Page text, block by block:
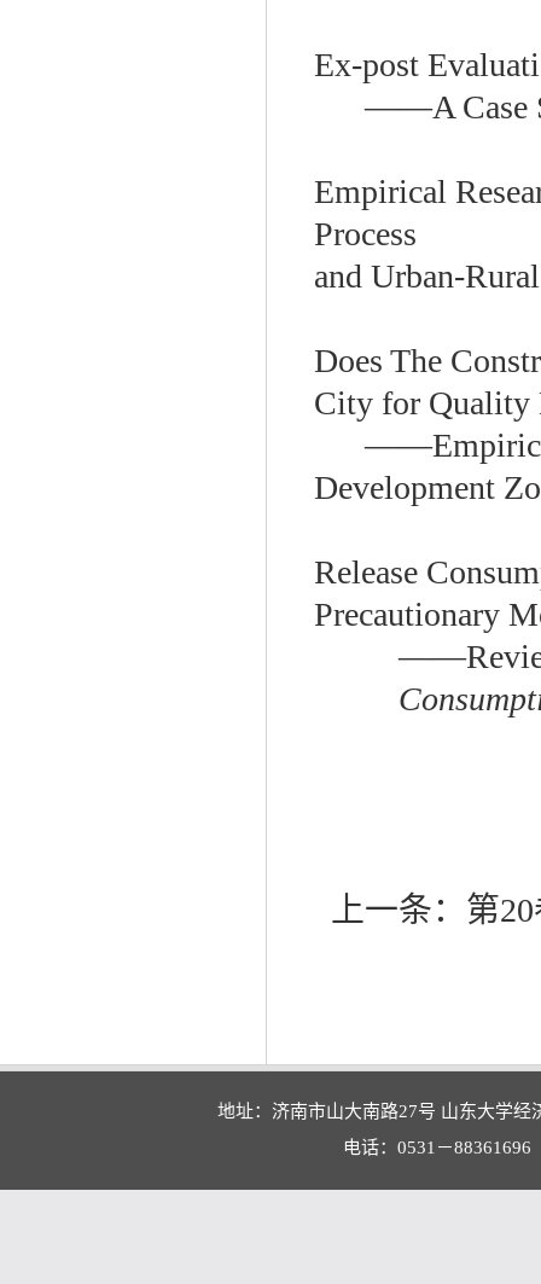
Ex-post
——A Case
Empirical
Process
and Urban-
Does The
City for Quality
Development
Release
Precautionary
上一条： 第
地址：济南市山大南路27号 山东大学
电话：0531－